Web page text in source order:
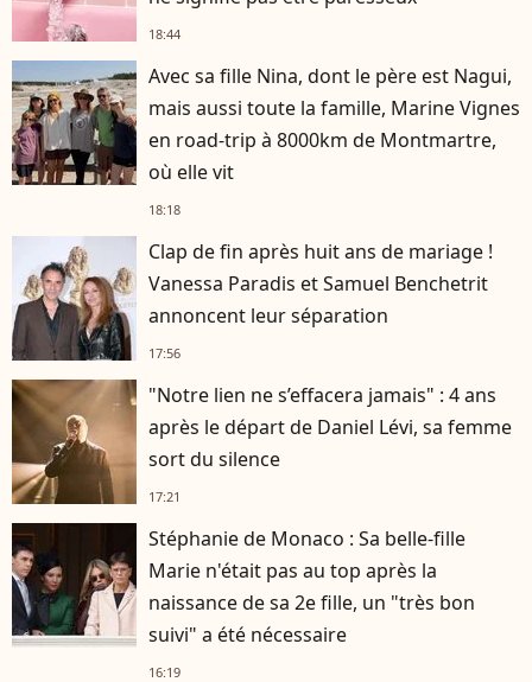
18:44
Avec sa fille Nina, dont le père est Nagui,
mais aussi toute la famille, Marine Vignes
en road-trip à 8000km de Montmartre,
où elle vit
18:18
Clap de fin après huit ans de mariage !
Vanessa Paradis et Samuel Benchetrit
annoncent leur séparation
17:56
"Notre lien ne s’effacera jamais" : 4 ans
après le départ de Daniel Lévi, sa femme
sort du silence
17:21
Stéphanie de Monaco : Sa belle-fille
Marie n'était pas au top après la
naissance de sa 2e fille, un "très bon
suivi" a été nécessaire
16:19